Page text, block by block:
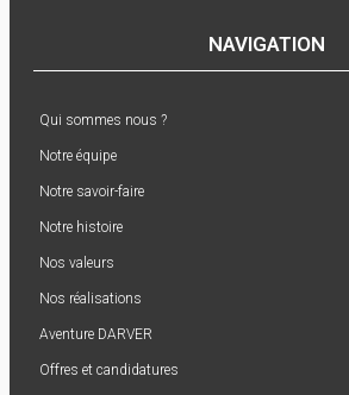
NAVIGATION
Qui sommes nous ?
Notre équipe
Notre savoir-faire
Notre histoire
Nos valeurs
Nos réalisations
Aventure DARVER
Offres et candidatures